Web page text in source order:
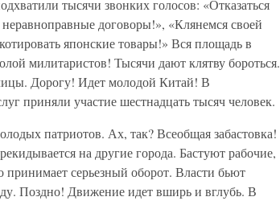
тысячи звонких голосов: «Отказаться
договоры!», «Клянемся своей
японские товары!» Вся площадь в
милитаристов! Тысячи дают клятву бороться.
Дорогу! Идет молодой Китай! В
приняли участие шестнадцать тысяч человек.
патриотов. Ах, так? Всеобщая забастовка!
на другие города. Бастуют рабочие,
серьезный оборот. Власти бьют
Поздно! Движение идет вширь и вглубь. В